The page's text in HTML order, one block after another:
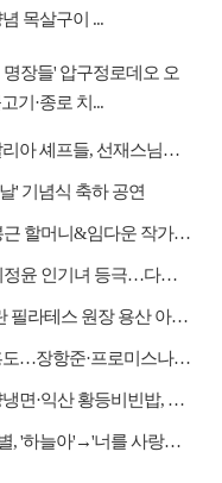
목살구이 ...
장들' 압구정로데오 오
기·종로 치...
'어서와 한국은' 이탈리아 셰프들, 선재스님→라연 차도...
' 기념식 축하 공연
'유퀴즈' 이은결·임봉근 할머니&임다운 작가·이승철, '...
[종합] '합숙맞선2' 최정윤 인기녀 등극…다음주 마지막...
'구해줘! 홈즈' 이모란 필라테스 원장 용산 아파트 방...
'꼬꼬무' 단종과 엄흥도…장항준·프로미스나인 이채영·...
'한국기행' 대구 평양냉면·익산 황등비빈밥, 백년 식당...
'전설의 사내' 장한별, '하늘아'→'너를 사랑하고도' 명...